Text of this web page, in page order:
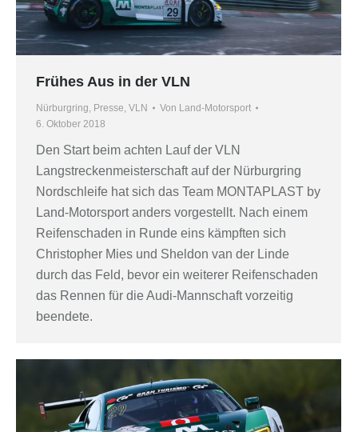
Frühes Aus in der VLN
Nürburgring, Presse, VLN Von Land-Motorsport
6. Oktober 2018
Den Start beim achten Lauf der VLN
Langstreckenmeisterschaft auf der Nürburgring
Nordschleife hat sich das Team MONTAPLAST by
Land-Motorsport anders vorgestellt. Nach einem
Reifenschaden in Runde eins kämpften sich
Christopher Mies und Sheldon van der Linde
durch das Feld, bevor ein weiterer Reifenschaden
das Rennen für die Audi-Mannschaft vorzeitig
beendete.